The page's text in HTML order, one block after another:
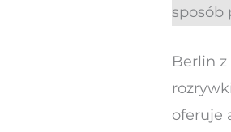
sposób
Berlin
oferuje